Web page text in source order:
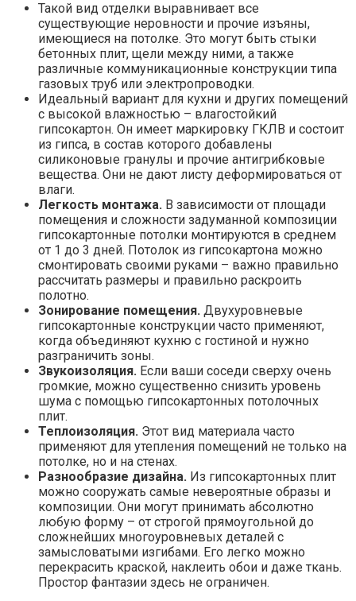
Такой вид отделки выравнивает все
существующие неровности и прочие изъяны,
имеющиеся на потолке. Это могут быть стыки
бетонных плит, щели между ними, а также
различные коммуникационные конструкции типа
газовых труб или электропроводки.
Идеальный вариант для кухни и других помещений
с высокой влажностью – влагостойкий
гипсокартон. Он имеет маркировку ГКЛВ и состоит
из гипса, в состав которого добавлены
силиконовые гранулы и прочие антигрибковые
вещества. Они не дают листу деформироваться от
влаги.
Легкость монтажа. В зависимости от площади
помещения и сложности задуманной композиции
гипсокартонные потолки монтируются в среднем
от 1 до 3 дней. Потолок из гипсокартона можно
смонтировать своими руками – важно правильно
рассчитать размеры и правильно раскроить
полотно.
Зонирование помещения. Двухуровневые
гипсокартонные конструкции часто применяют,
когда объединяют кухню с гостиной и нужно
разграничить зоны.
Звукоизоляция. Если ваши соседи сверху очень
громкие, можно существенно снизить уровень
шума с помощью гипсокартонных потолочных
плит.
Теплоизоляция. Этот вид материала часто
применяют для утепления помещений не только на
потолке, но и на стенах.
Разнообразие дизайна. Из гипсокартонных плит
можно сооружать самые невероятные образы и
композиции. Они могут принимать абсолютно
любую форму – от строгой прямоугольной до
сложнейших многоуровневых деталей с
замысловатыми изгибами. Его легко можно
перекрасить краской, наклеить обои и даже ткань.
Простор фантазии здесь не ограничен.